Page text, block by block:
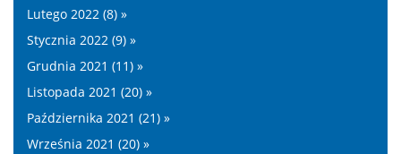
Lutego 2022 (8) »
Stycznia 2022 (9) »
Grudnia 2021 (11) »
Listopada 2021 (20) »
Października 2021 (21) »
Września 2021 (20) »